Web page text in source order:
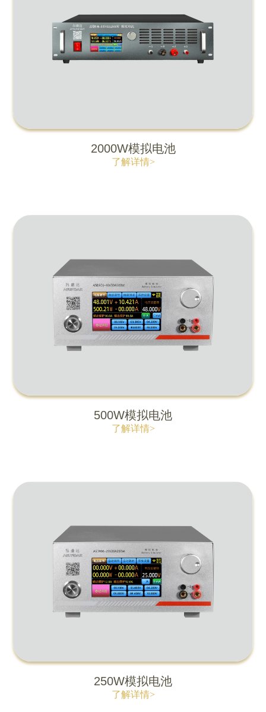
2000W模拟电池
了解详情>
500W模拟电池
了解详情>
250W模拟电池
了解详情>